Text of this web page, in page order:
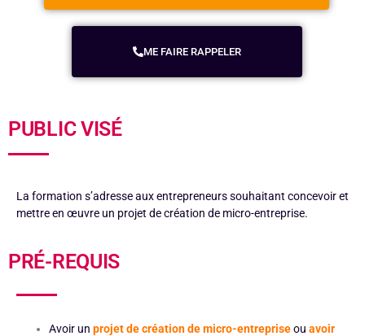
ME FAIRE RAPPELER
PUBLIC VISÉ
La formation s’adresse aux entrepreneurs souhaitant concevoir et
mettre en œuvre un projet de création de micro-entreprise.
PRÉ-REQUIS
Avoir un projet de création de micro-entrepriseou avoir